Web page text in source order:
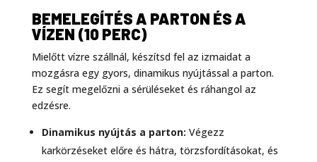
BEMELEGÍTÉS A PARTON ÉS A
VÍZEN (10 PERC)
Mielőtt vízre szállnál, készítsd fel az izmaidat a
mozgásra egy gyors, dinamikus nyújtással a parton.
Ez segít megelőzni a sérüléseket és ráhangol az
edzésre.
Dinamikus nyújtás a parton: Végezz
karkörzéseket előre és hátra, törzsfordításokat, és